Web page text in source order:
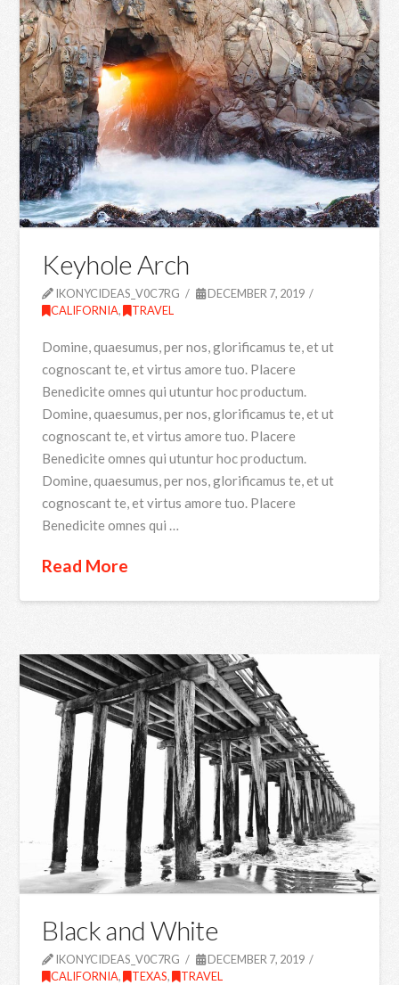
Keyhole Arch
IKONYCIDEAS_V0C7RG
DECEMBER 7, 2019
CALIFORNIA, TRAVEL
Domine, quaesumus, per nos, glorificamus te, et ut
cognoscant te, et virtus amore tuo. Placere
Benedicite omnes qui utuntur hoc productum.
Domine, quaesumus, per nos, glorificamus te, et ut
cognoscant te, et virtus amore tuo. Placere
Benedicite omnes qui utuntur hoc productum.
Domine, quaesumus, per nos, glorificamus te, et ut
cognoscant te, et virtus amore tuo. Placere
Benedicite omnes qui …
Read More
Black and White
IKONYCIDEAS_V0C7RG
DECEMBER 7, 2019
CALIFORNIA, TEXAS, TRAVEL